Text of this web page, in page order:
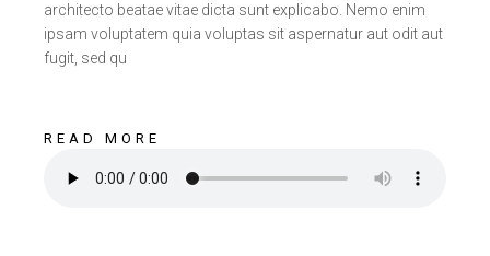
architecto beatae vitae dicta sunt explicabo. Nemo enim
ipsam voluptatem quia voluptas sit aspernatur aut odit aut
fugit, sed qu
READ MORE